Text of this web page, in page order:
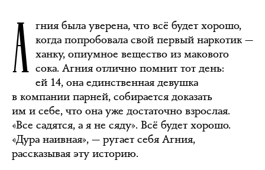
А гния была уверена, что всё будет хорошо,
когда попробовала свой первый наркотик —
ханку, опиумное вещество из макового
сока. Агния отлично помнит тот день:
ей 14, она единственная девушка
в компании парней, собирается доказать
им и себе, что она уже достаточно взрослая.
«Все садятся, а я не сяду». Всё будет хорошо.
«Дура наивная», — ругает себя Агния,
рассказывая эту историю.